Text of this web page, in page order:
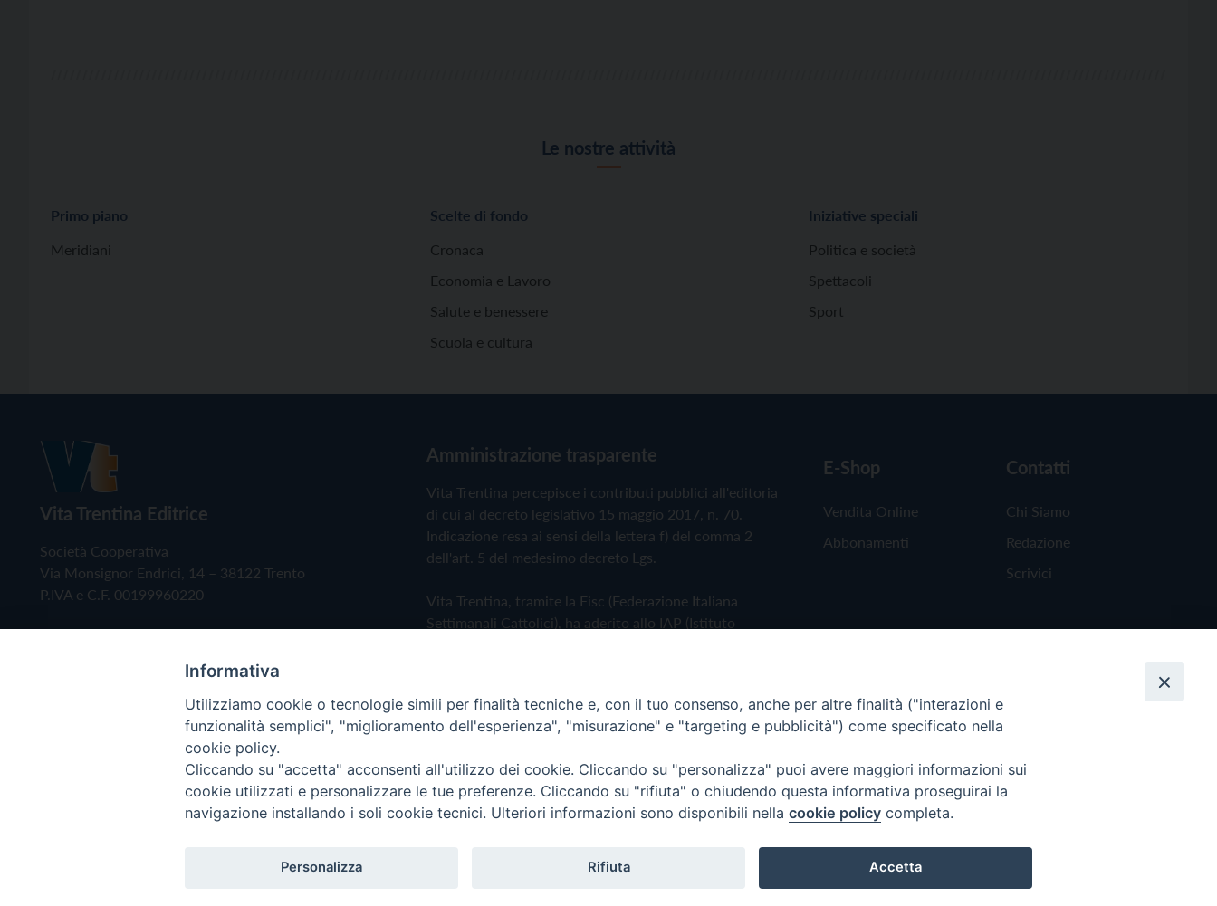
Le nostre attività
Primo piano
Meridiani
Scelte di fondo
Cronaca
Economia e Lavoro
Salute e benessere
Scuola e cultura
Iniziative speciali
Politica e società
Spettacoli
Sport
Vita Trentina Editrice
Società Cooperativa
Via Monsignor Endrici, 14 – 38122 Trento
P.IVA e C.F. 00199960220
Amministrazione trasparente
Vita Trentina percepisce i contributi pubblici all'editoria
di cui al decreto legislativo 15 maggio 2017, n. 70.
Indicazione resa ai sensi della lettera f) del comma 2
dell'art. 5 del medesimo decreto Lgs.
Vita Trentina, tramite la Fisc (Federazione Italiana
Settimanali Cattolici), ha aderito allo IAP (Istituto
Privacy Policy Cookie Policy
E-Shop
Vendita Online
Abbonamenti
Contatti
Chi Siamo
Redazione
Scrivici
Copyright © 2019 - Tutti i diritti riservati - Vita Trentina Editrice
Informativa
Utilizziamo cookie o tecnologie simili per finalità tecniche e, con il tuo consenso, anche per altre finalità ("interazioni e
funzionalità semplici", "miglioramento dell'esperienza", "misurazione" e "targeting e pubblicità") come specificato nella
cookie policy.
Cliccando su "accetta" acconsenti all'utilizzo dei cookie. Cliccando su "personalizza" puoi avere maggiori informazioni sui
cookie utilizzati e personalizzare le tue preferenze. Cliccando su "rifiuta" o chiudendo questa informativa proseguirai la
navigazione installando i soli cookie tecnici. Ulteriori informazioni sono disponibili nella cookie policy completa.
Personalizza Rifiuta Accetta